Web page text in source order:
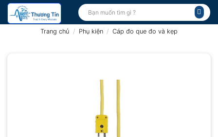
Bỏ
qua
Tìm
kiếm:
Trang chủ / Phụ kiện / Cáp đo que đo và kẹp